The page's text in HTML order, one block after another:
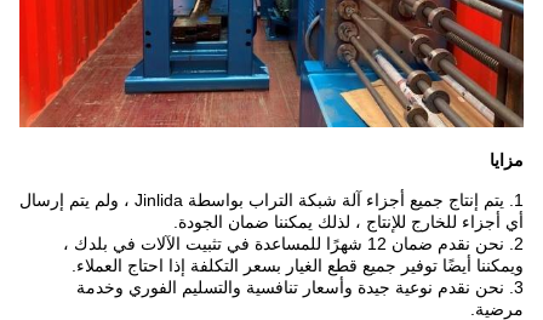
مزايا
1. يتم إنتاج جميع أجزاء آلة شبكة التراب بواسطة Jinlida ، ولم يتم إرسال
أي أجزاء للخارج للإنتاج ، لذلك يمكننا ضمان الجودة.
2. نحن نقدم ضمان 12 شهرًا للمساعدة في تثبيت الآلات في بلدك ،
ويمكننا أيضًا توفير جميع قطع الغيار بسعر التكلفة إذا احتاج العملاء.
3. نحن نقدم نوعية جيدة وأسعار تنافسية والتسليم الفوري وخدمة
مرضية.